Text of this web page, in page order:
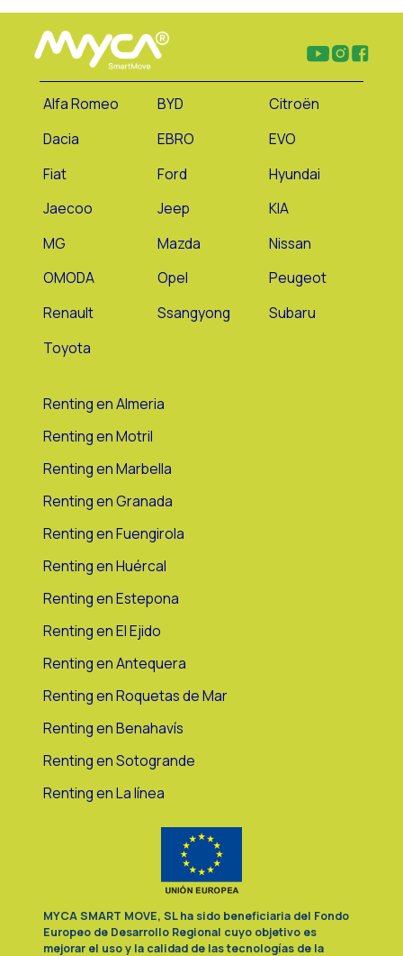
Alfa Romeo BYD
Citroën
Dacia
EBRO
EVO
Fiat
Ford
Hyundai
Jaecoo
Jeep
KIA
MG
Mazda
Nissan
OMODA
Opel
Peugeot
Renault
Ssangyong
Subaru
Toyota
Renting en Almeria
Renting en Motril
Renting en Marbella
Renting en Granada
Renting en Fuengirola
Renting en Huércal
Renting en Estepona
Renting en El Ejido
Renting en Antequera
Renting en Roquetas de Mar
Renting en Benahavís
Renting en Sotogrande
Renting en La línea
MYCA SMART MOVE, SL ha sido beneficiaria del Fondo
Europeo de Desarrollo Regional cuyo objetivo es
mejorar el uso y la calidad de las tecnologías de la